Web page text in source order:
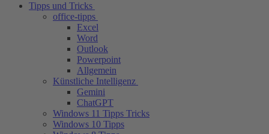
Tipps und Tricks
office-tipps
Excel
Word
Outlook
Powerpoint
Allgemein
Künstliche Intelligenz
Gemini
ChatGPT
Windows 11 Tipps Tricks
Windows 10 Tipps